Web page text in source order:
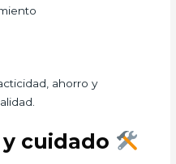
ahorro y
cuidado